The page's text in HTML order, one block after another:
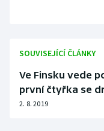
SOUVISEJÍCÍ ČLÁNKY
Ve Finsku vede
první čtyřka se
2. 8. 2019